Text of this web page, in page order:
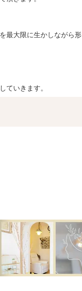
最大限に生かしながら形
ていきます。